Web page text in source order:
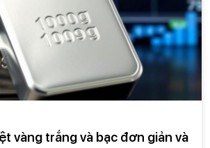
vàng trắng và bạc đơn giản và